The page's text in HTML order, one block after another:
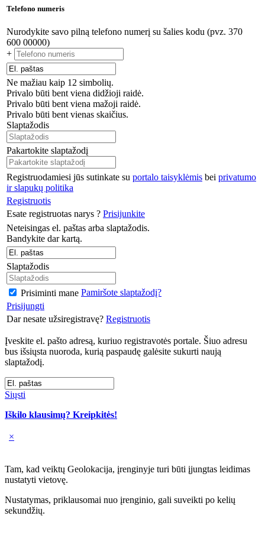
Telefono numeris
Nurodykite savo pilną telefono numerį su šalies kodu (pvz. 370
600 00000)
+
Ne mažiau kaip 12 simbolių.
Privalo būti bent viena didžioji raidė.
Privalo būti bent viena mažoji raidė.
Privalo būti bent vienas skaičius.
Slaptažodis
Pakartokite slaptažodį
Registruodamiesi jūs sutinkate su portalo taisyklėmis bei privatumo
ir slapukų politika
Registruotis
Esate registruotas narys ? Prisijunkite
Neteisingas el. paštas arba slaptažodis.
Bandykite dar kartą.
Slaptažodis
Prisiminti mane Pamiršote slaptažodį?
Prisijungti
Dar nesate užsiregistravę? Registruotis
Įveskite el. pašto adresą, kuriuo registravotės portale. Šiuo adresu
bus išsiųsta nuoroda, kurią paspaudę galėsite sukurti naują
slaptažodį.
Siųsti
Iškilo klausimų? Kreipkitės!
×
Tam, kad veiktų Geolokacija, įrenginyje turi būti įjungtas leidimas
nustatyti vietovę.
Nustatymas, priklausomai nuo įrenginio, gali suveikti po kelių
sekundžių.